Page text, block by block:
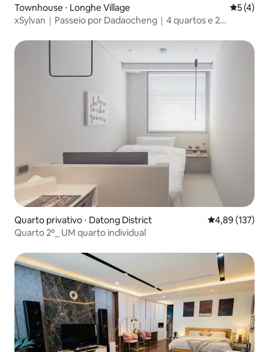
Townhouse ⋅ Longhe Village 5 de
5 (4)
xSylvan｜Passeio por Dadaocheng｜4 quartos e 2
MRT Dadaotou. Mercado noturno de Yansan｜Mercado
noturno turístico de Ningxia
Quarto privativo ⋅ Datong District 4,89 de uma
4,89 (137)
Quarto 2º_ UM quarto individual